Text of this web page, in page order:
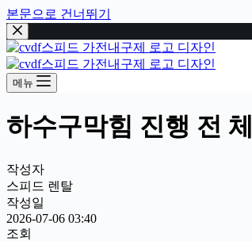
본문으로 건너뛰기
메뉴
하수구막힘 진행 전
작성자
스피드 렌탈
작성일
2026-07-06 03:40
조회